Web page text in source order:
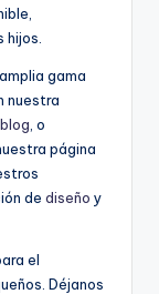
gama
nuestra
blog , o
página
de diseño y
el
Déjanos